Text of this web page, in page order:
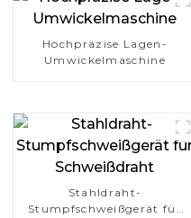
Hochpräzise Lagen-
Umwickelmaschine
Stahldraht-
Stumpfschweißgerät für